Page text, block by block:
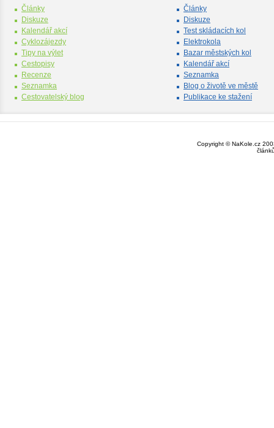
Články
Diskuze
Kalendář akcí
Cyklozájezdy
Tipy na výlet
Cestopisy
Recenze
Seznamka
Cestovatelský blog
Články
Diskuze
Test skládacích kol
Elektrokola
Bazar městských kol
Kalendář akcí
Seznamka
Blog o životě ve městě
Publikace ke stažení
Copyright © NaKole.cz